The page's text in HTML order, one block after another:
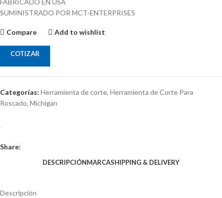
FABRICADO EN USA
SUMINISTRADO POR MCT-ENTERPRISES
Compare Add to wishlist
COTIZAR
Categorías: Herramienta de corte, Herramienta de Corte Para
Roscado, Michigan
Share:
DESCRIPCIÓNMARCASHIPPING & DELIVERY
Descripción